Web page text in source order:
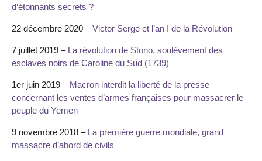
d’étonnants secrets ?
22 décembre 2020 –Victor Serge et l’an I de la Révolution
7 juillet 2019 – La révolution de Stono, soulèvement des
esclaves noirs de Caroline du Sud (1739)
1er juin 2019 – Macron interdit la liberté de la presse
concernant les ventes d’armes françaises pour massacrer le
peuple du Yemen
9 novembre 2018 – La première guerre mondiale, grand
massacre d’abord de civils